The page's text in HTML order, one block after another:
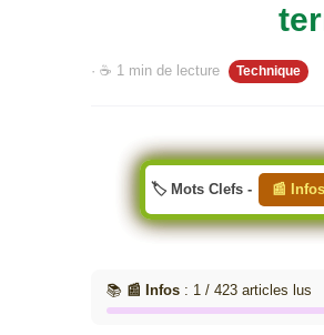
· ☕ 1 min de lecture Technique
🏷️ Mots Clefs - 📰 Infos
📚 📰 Infos : 1 / 423 articles lus